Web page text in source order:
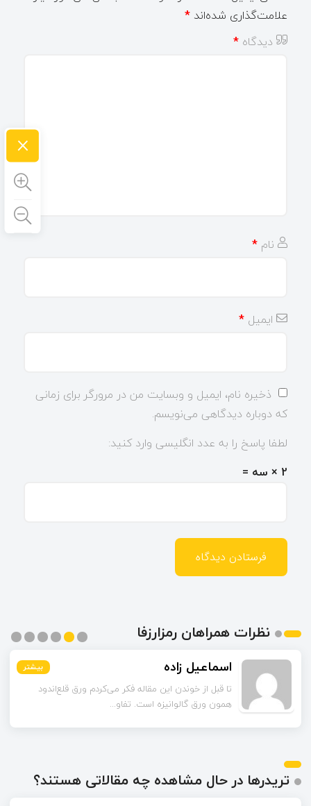
علامت‌گذاری شده‌اند *
دیدگاه *
نام *
ایمیل *
ذخیره نام، ایمیل و وبسایت من در مرورگر برای زمانی
که دوباره دیدگاهی می‌نویسم.
لطفا پاسخ را به عدد انگلیسی وارد کنید:
2 × سه =
نظرات همراهان رمزارزفا
بیشتر اسماعیل زاده بیشتر
تا قبل از خوندن این مقاله فکر می‌کردم ورق قلع‌اندود
همون ورق گالوانیزه است. تفاو...
بیشتر
بیشتر
بیشتر
بیشتر
تریدرها در حال مشاهده چه مقالاتی هستند؟
×